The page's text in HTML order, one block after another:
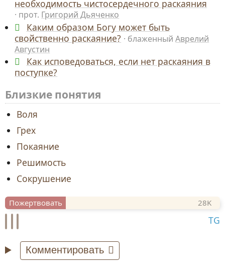
необходимость чистосердечного раскаяния
прот. Григорий Дьяченко
Каким образом Богу может быть
свойственно раскаяние?
блаженныйАврелий
Августин
Как исповедоваться, если нет раскаяния в
поступке?
Близкие понятия
Воля
Грех
Покаяние
Решимость
Сокрушение
Пожертвовать 28K
TG
Комментировать